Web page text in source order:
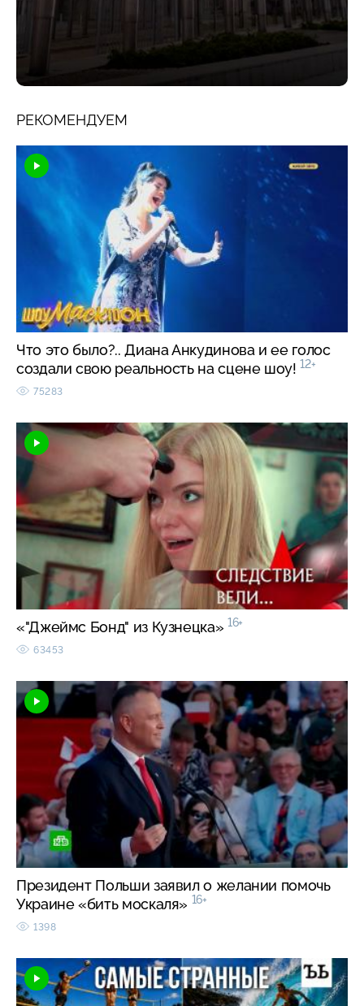
РЕКОМЕНДУЕМ
Что это было?.. Диана Анкудинова и ее голос
создали свою реальность на сцене шоу! 12+
75283
«"Джеймс Бонд" из Кузнецка» 16+
63453
Президент Польши заявил о желании помочь
Украине «бить москаля» 16+
1398